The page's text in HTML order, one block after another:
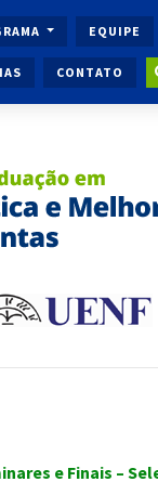
EQUIPE
CONTATO
e Finais –